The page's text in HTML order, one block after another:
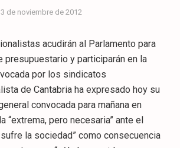
de noviembre de 2012
acudirán al Parlamento para
presupuestario y participarán en la
por los sindicatos
de Cantabria ha expresado hoy su
convocada para mañana en
“extrema, pero necesaria” ante el
la sociedad” como consecuencia